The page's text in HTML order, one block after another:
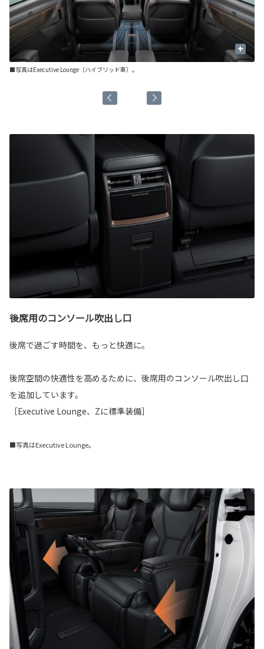
+
■写真はExecutive Lounge（ハイブリッド車）。
後席用のコンソール吹出し口
後席で過ごす時間を、もっと快適に。
後席空間の快適性を高めるために、後席用のコンソール吹出し口
を追加しています。
［Executive Lounge、Zに標準装備］
■写真はExecutive Lounge。